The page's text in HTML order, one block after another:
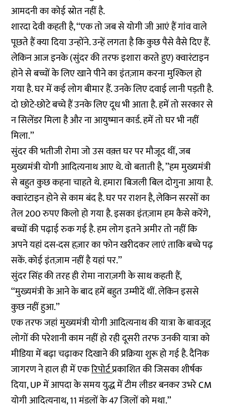
आमदनी का कोई स्रोत नहीं है.
शारदा देवी कहती है, ‘‘एक तो जब से योगी जी आएं हैं गांव वाले
पूछते हैं क्या दिया उन्होंने. उन्हें लगता है कि कुछ पैसे वैसे दिए हैं.
लेकिन आज इनके (सुंदर की तरफ इशारा करते हुए) क्वारंटाइन
होने से बच्चों के लिए खाने पीने का इंतज़ाम करना मुश्किल हो
गया है. घर में कई लोग बीमार हैं. उनके लिए दवाई लानी पड़ती है.
दो छोटे-छोटे बच्चे हैं उनके लिए दूध भी आता है. हमें तो सरकार से
न सिलेंडर मिला है और ना आयुष्मान कार्ड. हमें तो घर भी नहीं
मिला.’’
सुंदर की भतीजी रोमा जो उस वक़्त घर पर मौजूद थीं, जब
मुख्यमंत्री योगी आदित्यनाथ आए थे. वो बताती है, ’’हम मुख्यमंत्री
से बहुत कुछ कहना चाहते थे. हमारा बिजली बिल दोगुना आया है.
क्वारंटाइन होने से काम बंद है. घर पर राशन है, लेकिन सरसों का
तेल 200 रुपए किलो हो गया है. इसका इंतज़ाम हम कैसे करेंगे,
बच्चों की पढ़ाई रुक गई है. हम लोग इतने अमीर तो नहीं कि
अपने यहां दस-दस हज़ार का फोन खरीदकर लाएं ताकि बच्चे पढ़
सकें. कोई इंतज़ाम नहीं है यहां पर.’’
सुंदर सिंह की तरह ही रोमा नाराज़गी के साथ कहती हैं,
‘‘मुख्यमंत्री के आने के बाद हमें बहुत उम्मीदें थीं. लेकिन इससे
कुछ नहीं हुआ.’’
एक तरफ जहां मुख्यमंत्री योगी आदित्यनाथ की यात्रा के बावजूद
लोगों की परेशानी काम नहीं हो रही दूसरी तरफ उनकी यात्रा को
मीडिया में बढ़ा चढ़ाकर दिखाने की प्रक्रिया शुरू हो गई है. दैनिक
जागरण ने हाल ही में एकरिपोर्टप्रकाशित की जिसका शीर्षक
दिया, UP में आपदा के समय युद्ध में टीम लीडर बनकर उभरे CM
योगी आदित्यनाथ, 11 मंडलों के 47 जिलों को मथा.’’